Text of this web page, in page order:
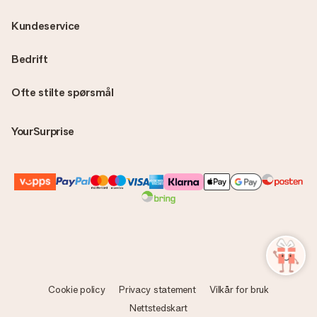
Ofte stilte spørsmål
YourSurprise
Kundeservice
Bedrift
Cookie policy Privacy statement
Vilkår for bruk
Nettstedskart